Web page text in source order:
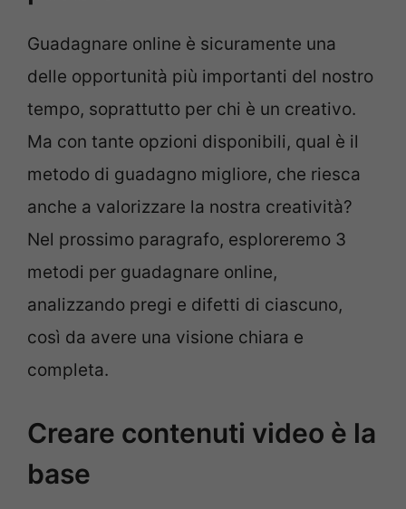
Guadagnare online è sicuramente una
delle opportunità più importanti del nostro
tempo, soprattutto per chi è un creativo.
Ma con tante opzioni disponibili, qual è il
metodo di guadagno migliore, che riesca
anche a valorizzare la nostra creatività?
Nel prossimo paragrafo, esploreremo 3
metodi per guadagnare online,
analizzando pregi e difetti di ciascuno,
così da avere una visione chiara e
completa.
Creare contenuti video è la
base